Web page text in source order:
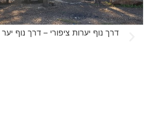
דרך נוף יערות ציפורי – דרך נוף